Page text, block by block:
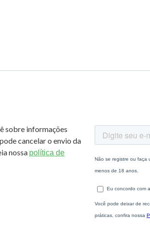
sobre informações
cancelar o envio da
nossa política de